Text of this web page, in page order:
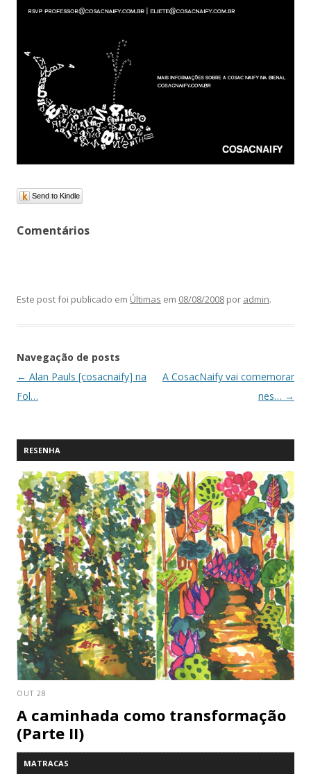
Send to Kindle
Comentários
Este post foi publicado em Últimas em 08/08/2008 por admin.
Navegação de posts
← Alan Pauls [cosacnaify] na
Fol…
A CosacNaify vai comemorar
nes… →
RESENHA
OUT 28
A caminhada como transformação
(Parte II)
MATRACAS